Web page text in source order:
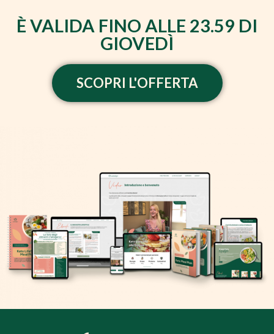
È VALIDA FINO ALLE 23.59 DI
GIOVEDÌ
SCOPRI L'OFFERTA